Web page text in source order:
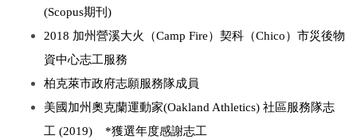
(Scopus期刊)
2018 加州營溪大火（Camp Fire）契科（Chico）市災後物
資中心志工服務
柏克萊市政府志願服務隊成員
美國加州奧克蘭運動家(Oakland Athletics) 社區服務隊志
工 (2019) *獲選年度感謝志工